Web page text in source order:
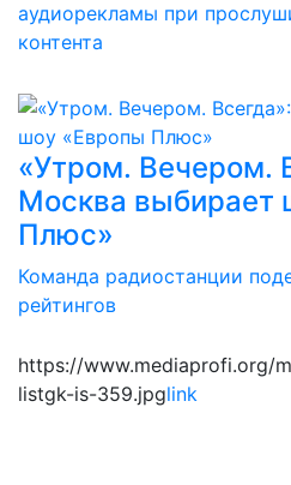
аудиорекламы при
контента
«Утром. Вечером.
Москва выбирает
Плюс»
Команда радиостанции
рейтингов
https://www.mediaprofi.org/
listgk-is-359.jpglink